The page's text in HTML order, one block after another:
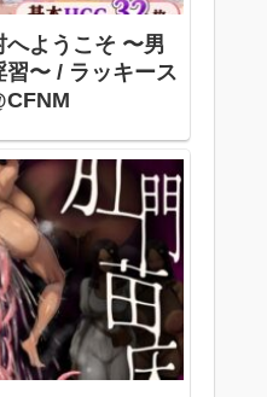
ようこそ 〜男
〜 / ラッキース